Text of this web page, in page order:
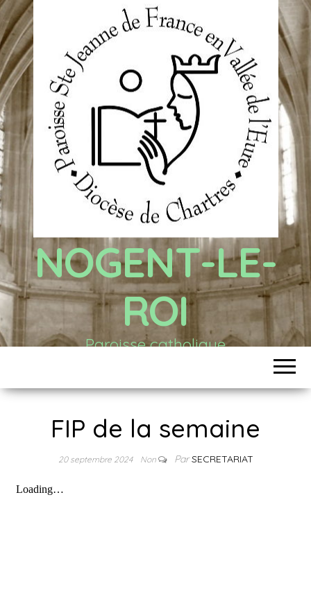
NOGENT-LE-
ROI
Paroisse catholique
FIP de la semaine
20 septembre 2024 Non ParSECRETARIAT